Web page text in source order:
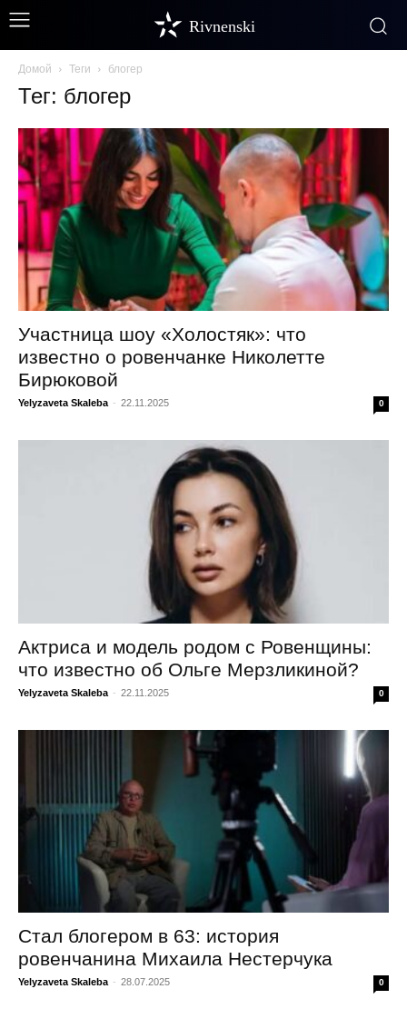
Rivnenski
Домой Теги блогер
Тег: блогер
Участница шоу «Холостяк»: что
известно о ровенчанке Николетте
Бирюковой
Yelyzaveta Skaleba - 22.11.2025 0
Актриса и модель родом с Ровенщины:
что известно об Ольге Мерзликиной?
Yelyzaveta Skaleba - 22.11.2025 0
Стал блогером в 63: история
ровенчанина Михаила Нестерчука
Yelyzaveta Skaleba - 28.07.2025 0